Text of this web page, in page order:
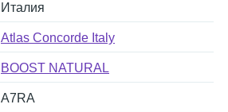
Италия
Atlas Concorde Italy
BOOST NATURAL
A7RA